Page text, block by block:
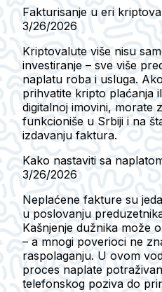
Fakturisanje u eri
3/26/2026
Kriptovalute više nisu
investiranje – sve više
naplatu roba i usluga.
prihvatite kripto plaćanja
digitalnoj imovini, morate
funkcioniše u Srbiji i na
izdavanju faktura.
Kako nastaviti sa
3/26/2026
Neplaćene fakture su
u poslovanju
Kašnjenje dužnika može
– a mnogi poverioci ne
raspolaganju. U ovom
proces naplate
telefonskog poziva do